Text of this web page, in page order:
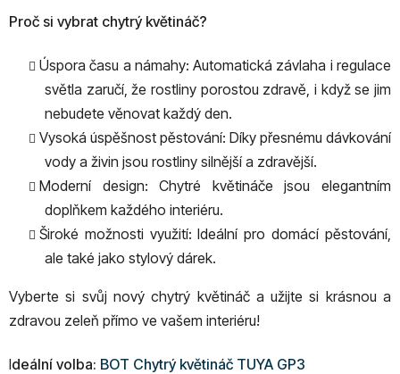
Proč si vybrat chytrý květináč?
Úspora času a námahy: Automatická závlaha i regulace
světla zaručí, že rostliny porostou zdravě, i když se jim
nebudete věnovat každý den.
Vysoká úspěšnost pěstování: Díky přesnému dávkování
vody a živin jsou rostliny silnější a zdravější.
Moderní design: Chytré květináče jsou elegantním
doplňkem každého interiéru.
Široké možnosti využití: Ideální pro domácí pěstování,
ale také jako stylový dárek.
Vyberte si svůj nový chytrý květináč a užijte si krásnou a
zdravou zeleň přímo ve vašem interiéru!
Ideální volba: BOT Chytrý květináč TUYA GP3